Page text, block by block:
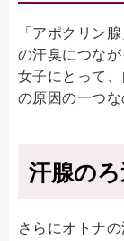
「アポクリン
の汗臭につな
女子にとって
の原因の一つな
汗腺の
さらにオトナ